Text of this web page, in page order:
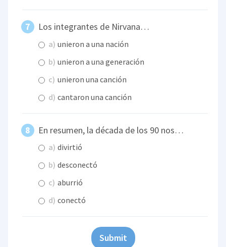
Los integrantes de Nirvana…
a) unieron a una nación
b) unieron a una generación
c) unieron una canción
d) cantaron una canción
En resumen, la década de los 90 nos…
a) divirtió
b) desconectó
c) aburrió
d) conectó
Submit